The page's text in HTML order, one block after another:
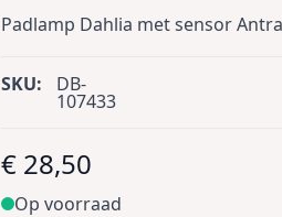
Padlamp Dahlia met sensor
SKU: DB-
107433
€ 28,50
Op voorraad